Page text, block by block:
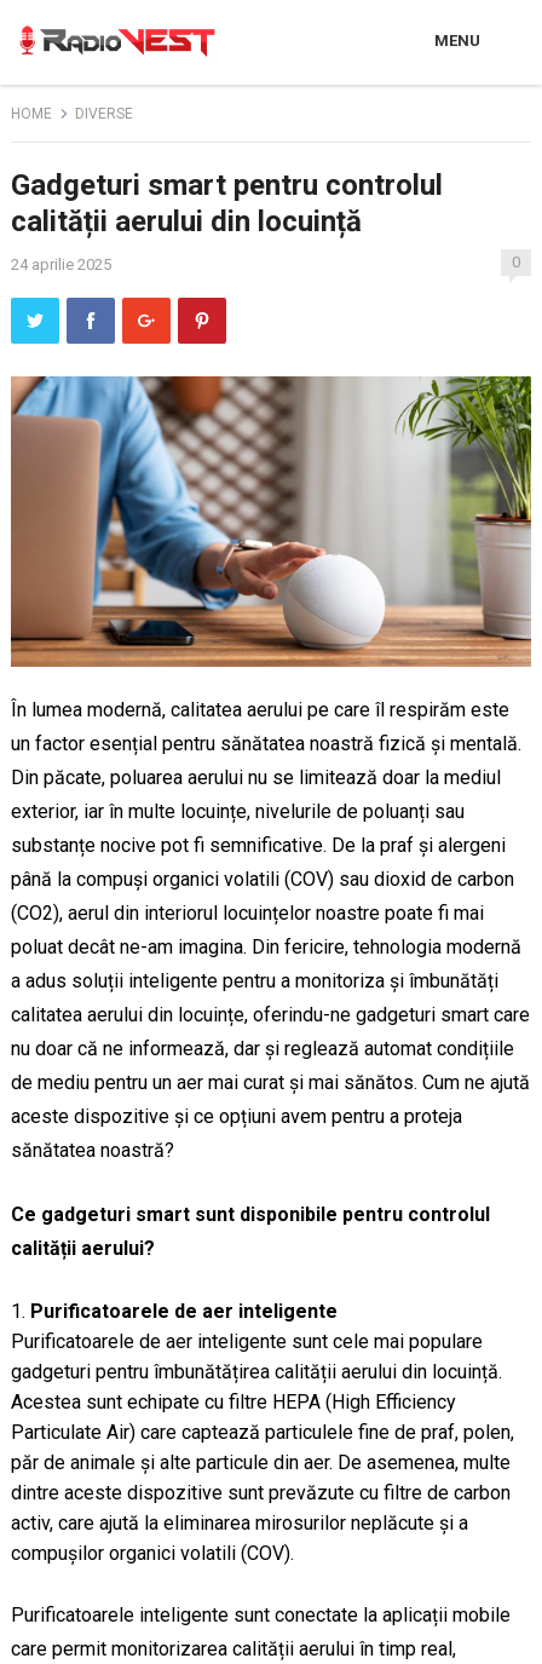
MENU
HOME DIVERSE
Gadgeturi smart pentru controlul
calității aerului din locuință
24 aprilie 2025 0
În lumea modernă, calitatea aerului pe care îl respirăm este
un factor esențial pentru sănătatea noastră fizică și mentală.
Din păcate, poluarea aerului nu se limitează doar la mediul
exterior, iar în multe locuințe, nivelurile de poluanți sau
substanțe nocive pot fi semnificative. De la praf și alergeni
până la compuși organici volatili (COV) sau dioxid de carbon
(CO2), aerul din interiorul locuințelor noastre poate fi mai
poluat decât ne-am imagina. Din fericire, tehnologia modernă
a adus soluții inteligente pentru a monitoriza și îmbunătăți
calitatea aerului din locuințe, oferindu-ne gadgeturi smart care
nu doar că ne informează, dar și reglează automat condițiile
de mediu pentru un aer mai curat și mai sănătos. Cum ne ajută
aceste dispozitive și ce opțiuni avem pentru a proteja
sănătatea noastră?
Ce gadgeturi smart sunt disponibile pentru controlul
calității aerului?
Purificatoarele de aer inteligente
Purificatoarele de aer inteligente sunt cele mai populare
gadgeturi pentru îmbunătățirea calității aerului din locuință.
Acestea sunt echipate cu filtre HEPA (High Efficiency
Particulate Air) care captează particulele fine de praf, polen,
păr de animale și alte particule din aer. De asemenea, multe
dintre aceste dispozitive sunt prevăzute cu filtre de carbon
activ, care ajută la eliminarea mirosurilor neplăcute și a
compușilor organici volatili (COV).
Purificatoarele inteligente sunt conectate la aplicații mobile
care permit monitorizarea calității aerului în timp real,